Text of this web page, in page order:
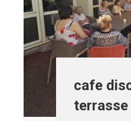
cafe
terrasse